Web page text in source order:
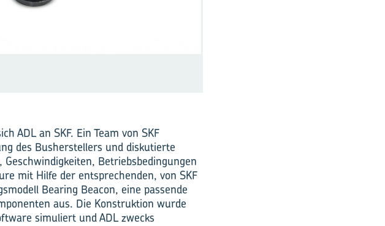
ADL an SKF. Ein Team von SKF
des Busherstellers und diskutierte
Betriebsbedingungen
mit Hilfe der entsprechenden, von SKF
Bearing Beacon, eine passende
aus. Die Konstruktion wurde
simuliert und ADL zwecks